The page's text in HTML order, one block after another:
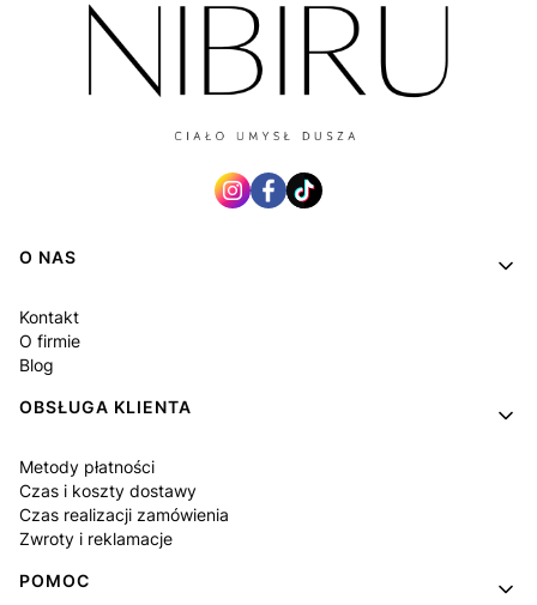
Linki w stopce
O NAS
Kontakt
O firmie
Blog
OBSŁUGA KLIENTA
Metody płatności
Czas i koszty dostawy
Czas realizacji zamówienia
Zwroty i reklamacje
POMOC